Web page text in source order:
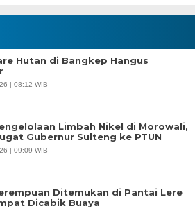
Hutan di Bangkep Hangus
| 08:12 WIB
Limbah Nikel di Morowali,
Gubernur Sulteng ke PTUN
| 09:09 WIB
Ditemukan di Pantai Lere
Dicabik Buaya